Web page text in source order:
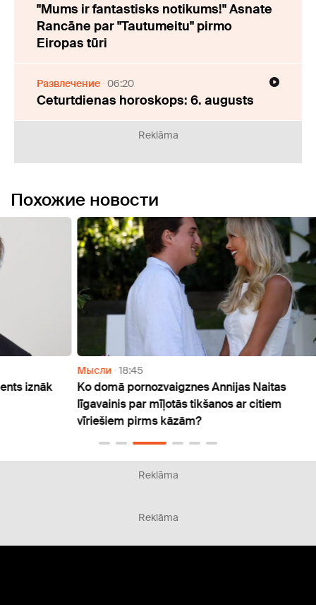
"Mums ir fantastisks notikums!" Asnate
Rancāne par "Tautumeitu" pirmo
Eiropas tūri
Развлечение 06:20
Ceturtdienas horoskops: 6. augusts
Reklāma
Похожие новости
18:45
Ko domā pornozvaigznes Annijas Naitas
līgavainis par mīļotās tikšanos ar citiem
vīriešiem pirms kāzām?
Reklāma
Reklāma